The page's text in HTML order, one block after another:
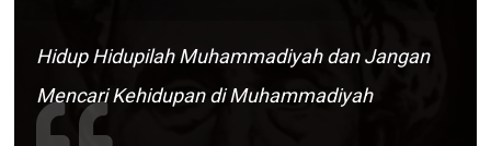
Hidup Hidupilah Muhammadiyah dan Jangan
Mencari Kehidupan di Muhammadiyah